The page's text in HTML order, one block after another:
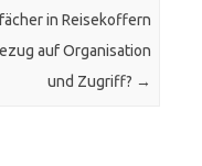
in Reisekoffern
auf Organisation
und Zugriff? →